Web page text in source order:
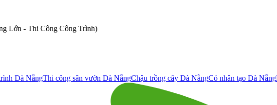
Lớn - Thi Công Công Trình)
Đà NẵngThi công sân vườn Đà NẵngChậu trồng cây Đà NẵngCỏ nhân tạo Đà Nẵng